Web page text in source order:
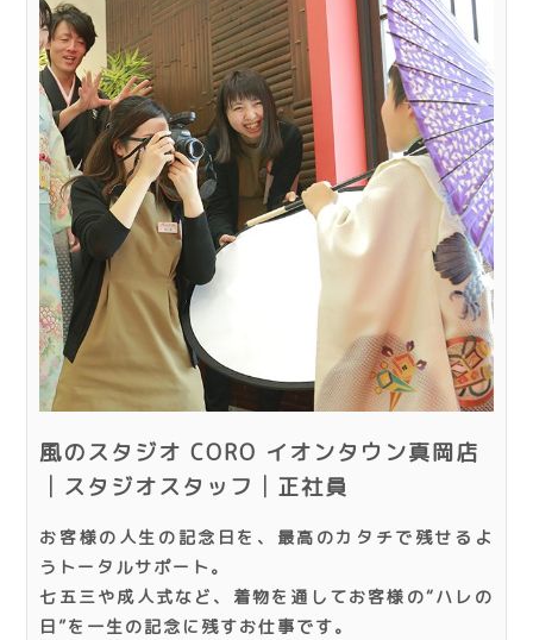
風のスタジオ CORO イオンタウン真岡店
│スタジオスタッフ│正社員
お客様の人生の記念日を、最高のカタチで残せるよ
うトータルサポート。
七五三や成人式など、着物を通してお客様の“ハレの
日”を一生の記念に残すお仕事です。